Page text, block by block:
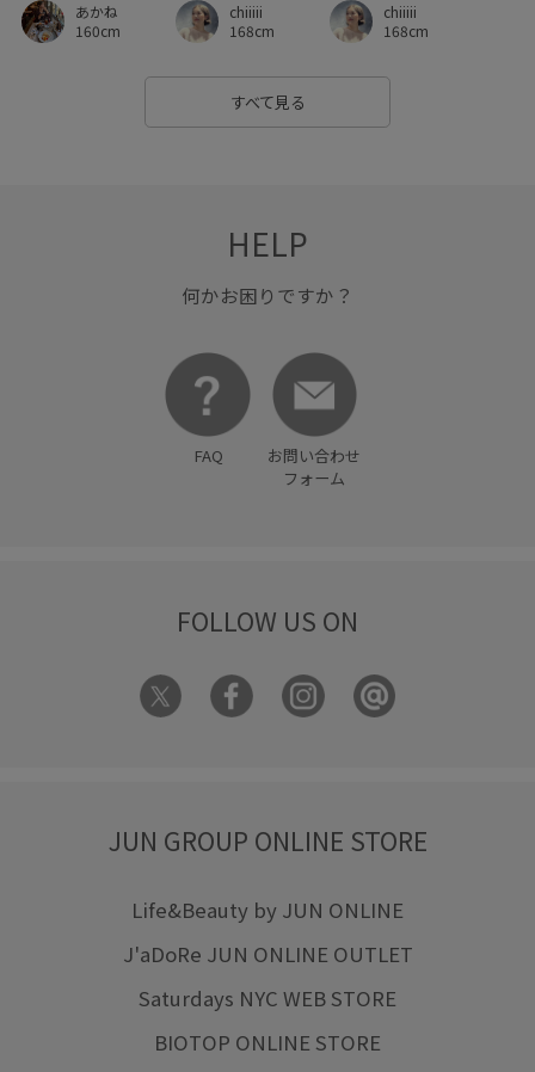
秋にぴったり 秋冬 立体的 美easy
美easy_linen_ALL 美easyリネンライク 美シルエット
薄手 衝撃吸収 透け感 靴下
あかね
160cm
chiiiii
168cm
chiiiii
168cm
すべて見る
HELP
何かお困りですか？
FAQ
お問い合わせ
フォーム
FOLLOW US ON
JUN GROUP ONLINE STORE
Life&Beauty by JUN ONLINE
J'aDoRe JUN ONLINE OUTLET
Saturdays NYC WEB STORE
BIOTOP ONLINE STORE